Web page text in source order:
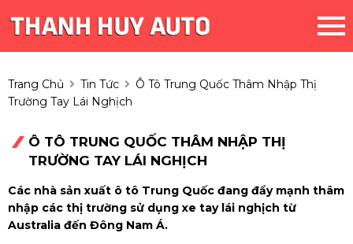
Trang Chủ Tin Tức
Ô Tô Trung Quốc Thâm Nhập Thị
Trường Tay Lái Nghịch
Ô TÔ TRUNG QUỐC THÂM NHẬP THỊ
TRƯỜNG TAY LÁI NGHỊCH
Các nhà sản xuất ô tô Trung Quốc đang đẩy mạnh thâm
nhập các thị trường sử dụng xe tay lái nghịch từ
Australia đến Đông Nam Á.